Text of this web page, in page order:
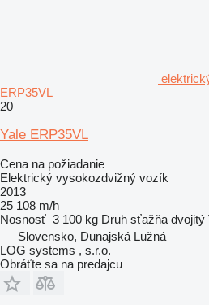
ERP35VL
20
Yale ERP35VL
Cena na požiadanie
Elektrický vysokozdvižný vozík
2013
25 108 m/h
Nosnosť 3 100 kg Druh sťažňa dvojitý
Slovensko, Dunajská Lužná
LOG systems , s.r.o.
Obráťte sa na predajcu